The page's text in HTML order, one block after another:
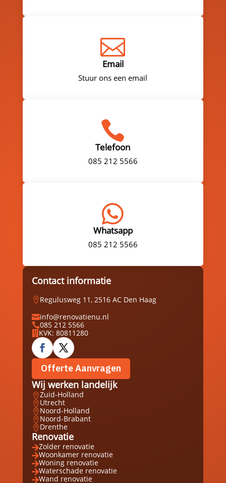

Email
Stuur ons een email

Telefoon
085 212 5566

Whatsapp
085 212 5566
Contact informatie
Regulusweg 11, 2516 AC Den Haag
info@renovatienu.nl
085 212 5566
 KVK: 80811280
Offerte Aanvragen
Wij werken landelijk
Zuid-Holland
Utrecht
Noord-Holland
Noord-Brabant
Drenthe
Renovatie
Zolder renovatie
Woonkamer renovatie
Woning renovatie
Waterschade renovatie
Wand renovatie